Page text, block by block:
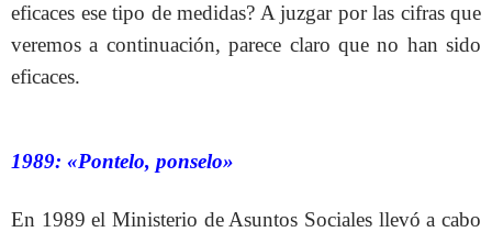
eficaces ese tipo de medidas? A juzgar por las cifras que
veremos a continuación, parece claro que no han sido
eficaces.
1989: «Pontelo, ponselo»
En 1989 el Ministerio de Asuntos Sociales llevó a cabo